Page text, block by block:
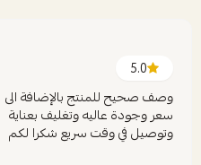
5.0
وصف صحيح للمنتج بالإضافة الى
سعر وجودة عاليه وتغليف بعناية
وتوصيل في وقت سريع شكرا لكم